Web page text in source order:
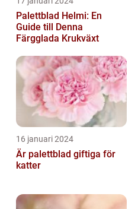
Palettblad Helmi: En
Guide till Denna
Färgglada Krukväxt
16 januari 2024
Är palettblad giftiga för
katter